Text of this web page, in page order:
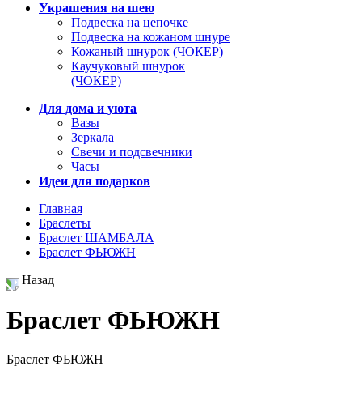
Украшения на шею
Подвеска на цепочке
Подвеска на кожаном шнуре
Кожаный шнурок (ЧОКЕР)
Каучуковый шнурок
(ЧОКЕР)
Для дома и уюта
Вазы
Зеркала
Свечи и подсвечники
Часы
Идеи для подарков
Главная
Браслеты
Браслет ШАМБАЛА
Браслет ФЬЮЖН
Назад
Браслет ФЬЮЖН
Браслет ФЬЮЖН